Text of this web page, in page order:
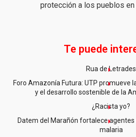
protección a los pueblos
Te puede
Rua de Letrades
Foro Amazonía Futura: UTP promueve
y el desarrollo sostenible de la
¿Racista yo?
Datem del Marañón fortalece
malaria